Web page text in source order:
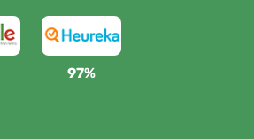
97%